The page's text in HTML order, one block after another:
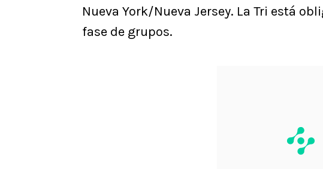
Nueva York/Nueva Jersey. La Tri está
fase de grupos.